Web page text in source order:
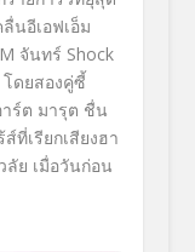
นอีเอฟเอ็ม
จันทร์ Shock
โดยสองคู่ซี้
าร์ต มารุต ชื่น
ส์ที่เรียกเสียงฮา
ย เมื่อวันก่อน